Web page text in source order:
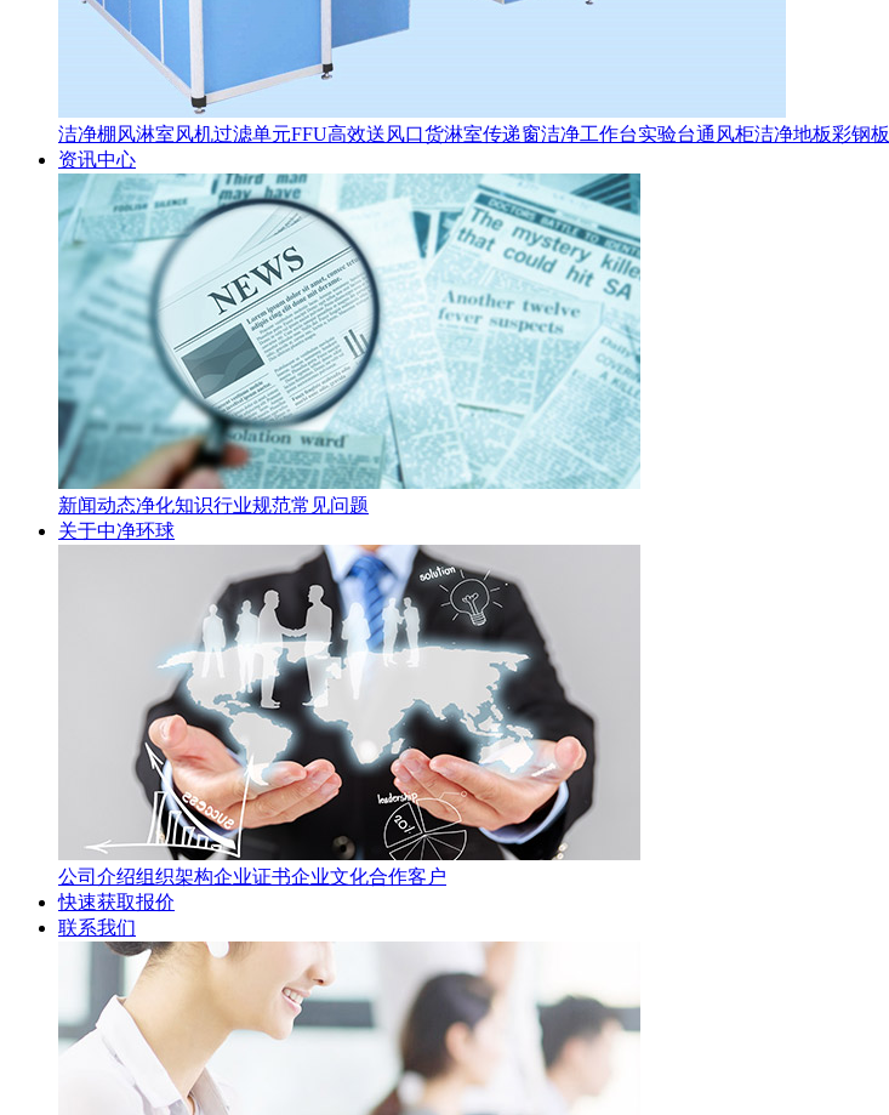
洁净棚 风淋室风机过滤单元FFU高效送风口货淋室传递窗洁净工作台实验台通风柜洁净地板彩钢板
资讯中心
新闻动态净化知识行业规范常见问题
关于中净环球
公司介绍组织架构企业证书企业文化合作客户
快速获取报价
联系我们